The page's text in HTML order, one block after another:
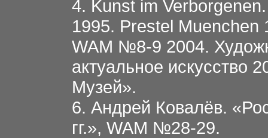
4. Kunst im
1995. Prestel Muenchen
WAM №8-9 2004.
актуальное искусство
Музей».
6. Андрей Ковалёв.
гг.», WAM №28-29.